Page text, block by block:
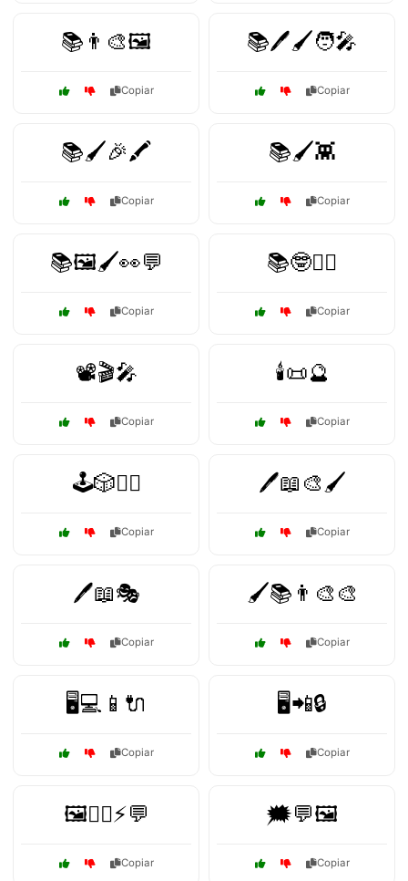
📚👨‍🎨🖼️
Copiar
📚🖊️🖌️🧑‍🎤
Copiar
📚🖌️🎉🖍️
Copiar
📚🖌️👾
Copiar
📚🖼️🖌️👀💬
Copiar
📚🤓🧙‍♂️
Copiar
📽️🎬🎤
Copiar
🕯️📜🔮
Copiar
🕹️🎲🧙‍♀️
Copiar
🖊️📖🎨🖌️
Copiar
🖊️📖🎭
Copiar
🖌️📚👨‍🎨🎨
Copiar
🖥️💻📱🔌
Copiar
🖥️📲🔒
Copiar
🖼️🦸‍♂️⚡💬
Copiar
🗯️💬🖼️
Copiar